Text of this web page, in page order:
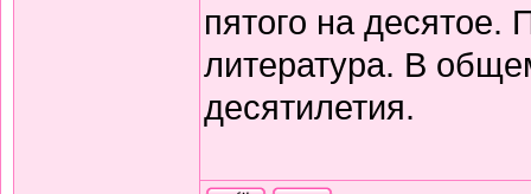
пятого на десятое.
литература. В
десятилетия.